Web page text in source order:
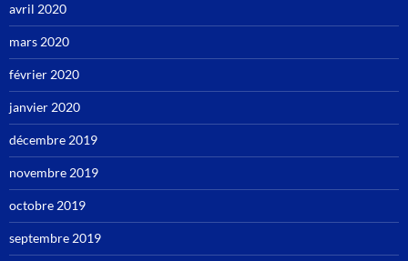
avril 2020
mars 2020
février 2020
janvier 2020
décembre 2019
novembre 2019
octobre 2019
septembre 2019